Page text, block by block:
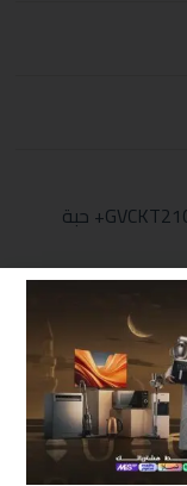
غلاية جي في سي برو ستانليس 1,8 لتر GVCKT2100+ حبة